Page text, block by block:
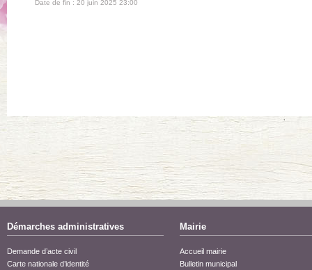
Date de fin : 20 juin 2025 23:00
Démarches administratives
Demande d’acte civil
Carte nationale d’identité
Mairie
Accueil mairie
Bulletin municipal